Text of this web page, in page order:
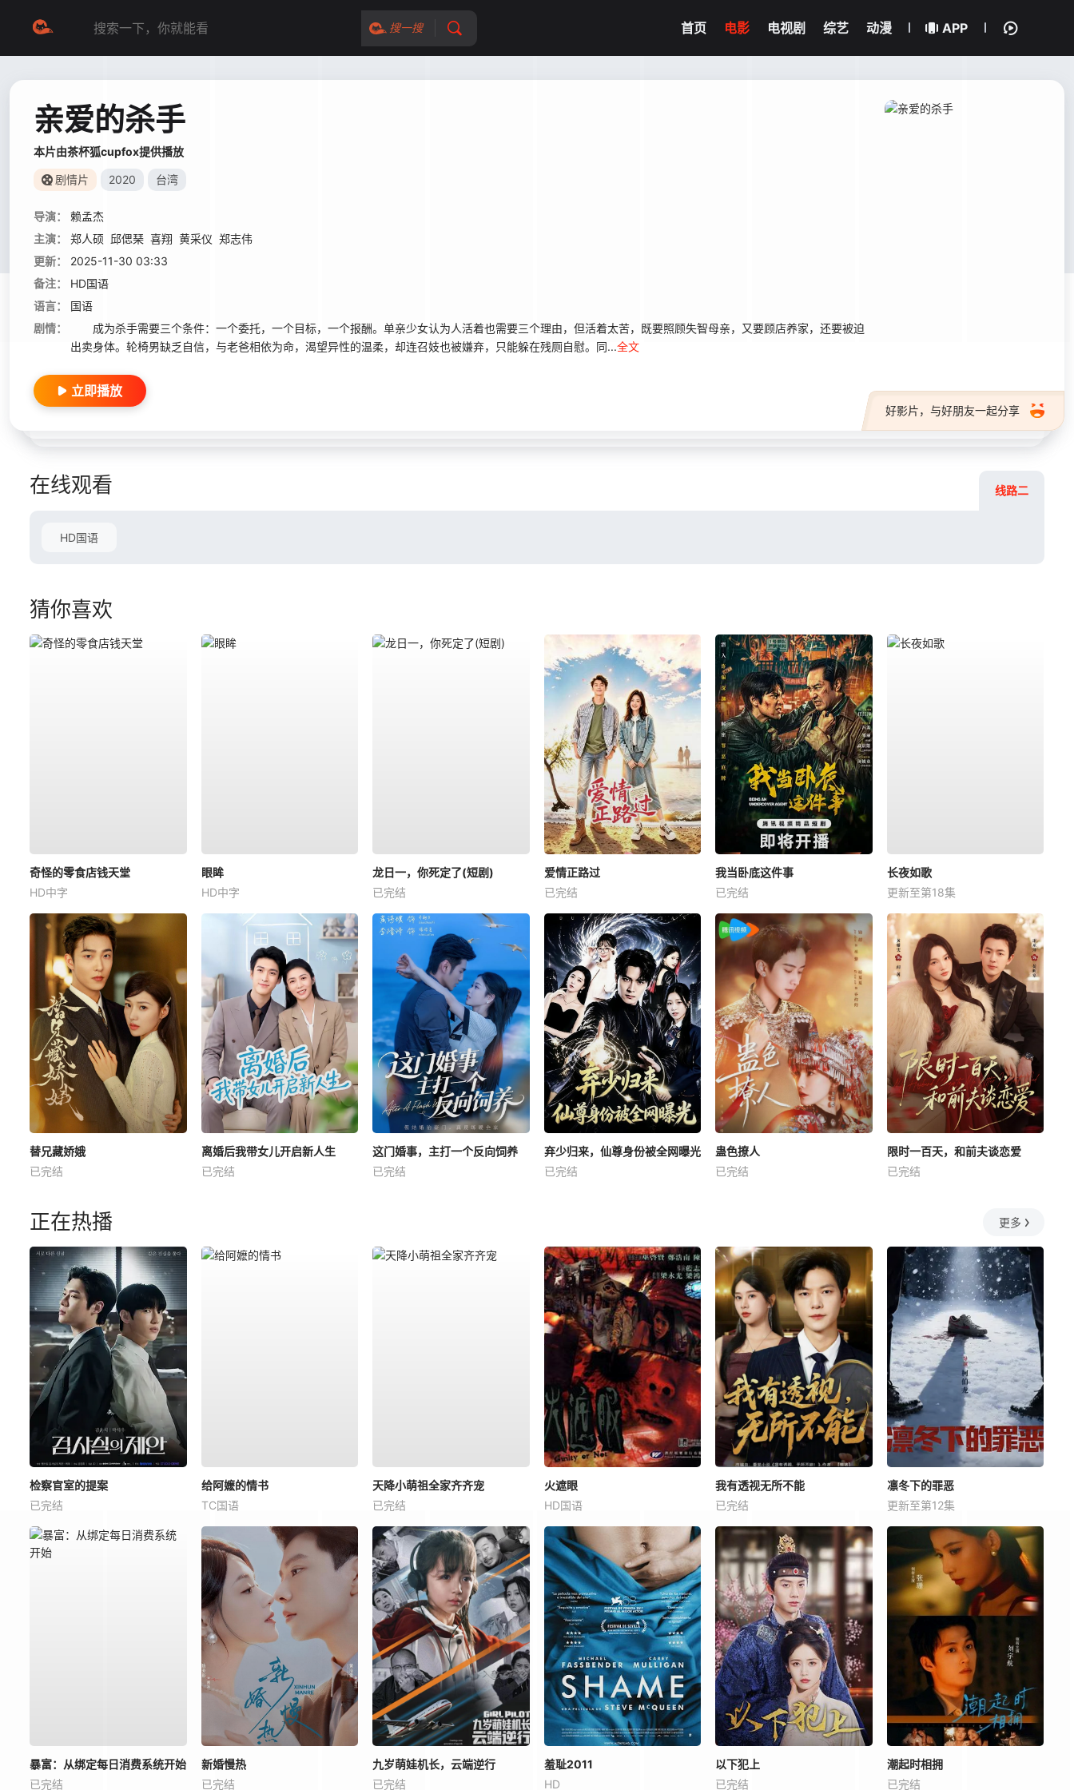
搜一搜 首页 电影 电视剧 综艺 动漫 APP
亲爱的杀手
本片由茶杯狐cupfox提供播放
剧情片 2020 台湾
导演：
赖孟杰
主演：
郑人硕 邱偲琹 喜翔 黄采仪 郑志伟
更新：
2025-11-30 03:33
备注：
HD国语
语言：
国语
剧情：
成为杀手需要三个条件：一个委托，一个目标，一个报酬。单亲少女认为人活着也需要三个理由，但活着太苦，既要照顾失智母亲，又要顾店养家，还要被迫
出卖身体。轮椅男缺乏自信，与老爸相依为命，渴望异性的温柔，却连召妓也被嫌弃，只能躲在残厕自慰。同...全文
好影片，与好朋友一起分享
立即播放
在线观看 线路二
HD国语
猜你喜欢
奇怪的零食店钱天堂
HD中字
眼眸
HD中字
龙日一，你死定了(短剧)
已完结
爱情正路过
已完结
我当卧底这件事
已完结
长夜如歌
更新至第18集
替兄藏娇娥
已完结
离婚后我带女儿开启新人生
已完结
这门婚事，主打一个反向饲养
已完结
弃少归来，仙尊身份被全网曝光
已完结
蛊色撩人
已完结
限时一百天，和前夫谈恋爱
已完结
正在热播 更多
检察官室的提案
已完结
给阿嬷的情书
TC国语
天降小萌祖全家齐齐宠
已完结
火遮眼
HD国语
我有透视无所不能
已完结
凛冬下的罪恶
更新至第12集
暴富：从绑定每日消费系统开始
已完结
新婚慢热
已完结
九岁萌娃机长，云端逆行
已完结
羞耻2011
HD
以下犯上
已完结
潮起时相拥
已完结